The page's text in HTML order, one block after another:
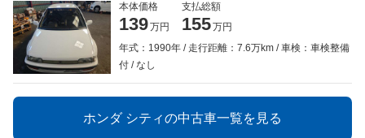
本体価格
139万円
支払総額
155万円
年式：1990年
走行距離：7.6万km
車検：車検整備
付
なし
ホンダ シティの中古車一覧を見る